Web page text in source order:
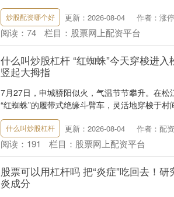
炒股配资哪个好 更新：2026-08-04 作者：涨
阅读： 74 栏目： 股票网上配资平台
什么叫炒股杠杆 “红蜘蛛”今天穿梭进
竖起大拇指
7月27日，申城骄阳似火，气温节节攀升。在
“红蜘蛛”的履带式绝缘斗臂车，灵活地穿梭于
什么叫炒股杠杆 更新：2026-08-04 作者：配
阅读： 191 栏目： 股票网上配资平台
股票可以用杠杆吗 把“炎症”吃回去！
炎成分